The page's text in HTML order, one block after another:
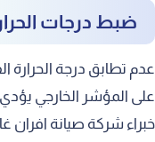
ضبط درجات
عدم تطابق درجة الحرارة
على المؤشر الخارجي
خبراء شركة صيانة افران